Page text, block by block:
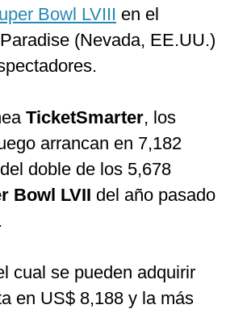
Bowl LVIII en el
(Nevada, EE.UU.)
TicketSmarter, los
arrancan en 7,182
doble de los 5,678
Bowl LVII del año pasado
cual se pueden adquirir
en US$ 8,188 y la más